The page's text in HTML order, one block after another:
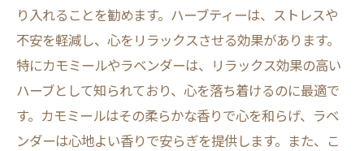
り入れることを勧めます。ハーブティーは、ストレスや
不安を軽減し、心をリラックスさせる効果があります。
特にカモミールやラベンダーは、リラックス効果の高い
ハーブとして知られており、心を落ち着けるのに最適で
す。カモミールはその柔らかな香りで心を和らげ、ラベ
ンダーは心地よい香りで安らぎを提供します。また、こ